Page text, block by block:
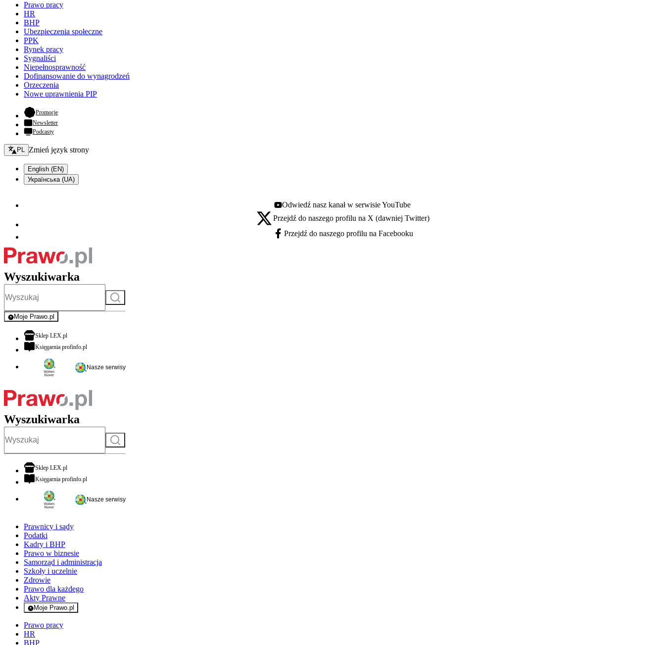
Prawo pracy
HR
BHP
Ubezpieczenia społeczne
PPK
Rynek pracy
Sygnaliści
Niepełnosprawność
Dofinansowanie do wynagrodzeń
Orzeczenia
Nowe uprawnienia PIP
Promocje- otwiera się w nowej karcie
Newsletter
Podcasty
Zmień język - bieżący:
PL Zmień język strony
English (EN)
Українська (UA)
Youtube - otwiera się w nowej karcie
Odwiedź nasz kanał w serwisie YouTube
X - otwiera się w nowej karcie
Przejdź do naszego profilu na X (dawniej Twitter)
Facebook - otwiera się w nowej karcie
Przejdź do naszego profilu na Facebooku
Wyszukiwarka
Szukaj
Moje Prawo.pl
- rejestracja i logowanie do serwisu
Sklep LEX.plotwiera się w nowej karcie
Księgarnia profinfo.plotwiera się w nowej karcie
Nasze serwisy
Wyszukiwarka
Szukaj
Sklep LEX.plotwiera się w nowej karcie
Księgarnia profinfo.plotwiera się w nowej karcie
Nasze serwisy
Prawnicy i sądy
Podatki
Kadry i BHP
Prawo w biznesie
Samorząd i administracja
Szkoły i uczelnie
Zdrowie
Prawo dla każdego
Akty Prawne
Moje Prawo.pl
- rejestracja i logowanie do serwisu
Prawo pracy
HR
BHP